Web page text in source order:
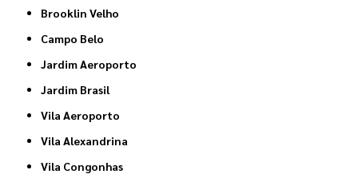
Brooklin Velho
Campo Belo
Jardim Aeroporto
Jardim Brasil
Vila Aeroporto
Vila Alexandrina
Vila Congonhas